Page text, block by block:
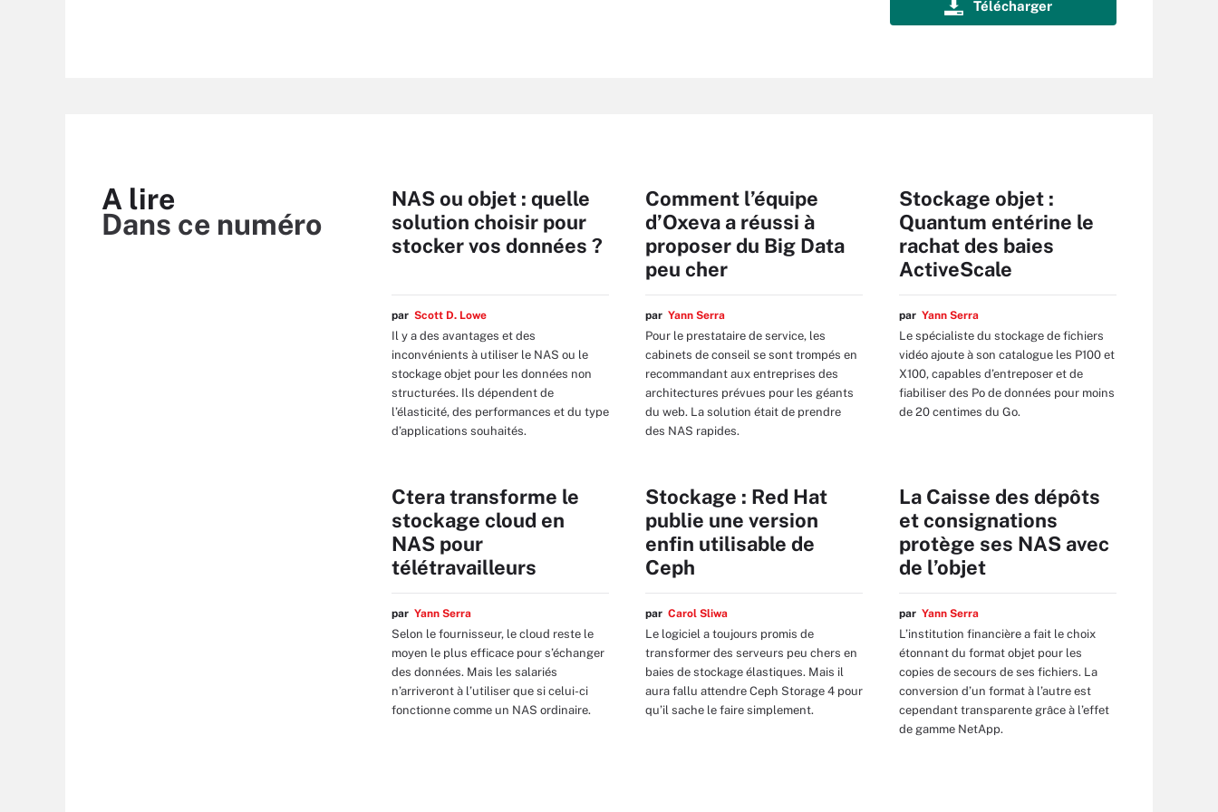
A lire
Dans ce numéro
NAS ou objet : quelle
solution choisir pour
stocker vos données ?
par Scott D. Lowe
Il y a des avantages et des
inconvénients à utiliser le NAS ou le
stockage objet pour les données non
structurées. Ils dépendent de
l’élasticité, des performances et du type
d’applications souhaités.
Comment l’équipe
d’Oxeva a réussi à
proposer du Big Data
peu cher
par Yann Serra
Pour le prestataire de service, les
cabinets de conseil se sont trompés en
recommandant aux entreprises des
architectures prévues pour les géants
du web. La solution était de prendre
des NAS rapides.
Stockage objet :
Quantum entérine le
rachat des baies
ActiveScale
par Yann Serra
Le spécialiste du stockage de fichiers
vidéo ajoute à son catalogue les P100 et
X100, capables d’entreposer et de
fiabiliser des Po de données pour moins
de 20 centimes du Go.
Ctera transforme le
stockage cloud en
NAS pour
télétravailleurs
par Yann Serra
Selon le fournisseur, le cloud reste le
moyen le plus efficace pour s’échanger
des données. Mais les salariés
n’arriveront à l’utiliser que si celui-ci
fonctionne comme un NAS ordinaire.
Stockage : Red Hat
publie une version
enfin utilisable de
Ceph
par Carol Sliwa
Le logiciel a toujours promis de
transformer des serveurs peu chers en
baies de stockage élastiques. Mais il
aura fallu attendre Ceph Storage 4 pour
qu’il sache le faire simplement.
La Caisse des dépôts
et consignations
protège ses NAS avec
de l’objet
par Yann Serra
L’institution financière a fait le choix
étonnant du format objet pour les
copies de secours de ses fichiers. La
conversion d’un format à l’autre est
cependant transparente grâce à l’effet
de gamme NetApp.